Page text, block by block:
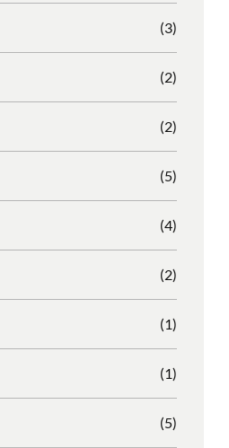
(3)
(2)
(2)
(5)
(4)
(2)
(1)
(1)
(5)